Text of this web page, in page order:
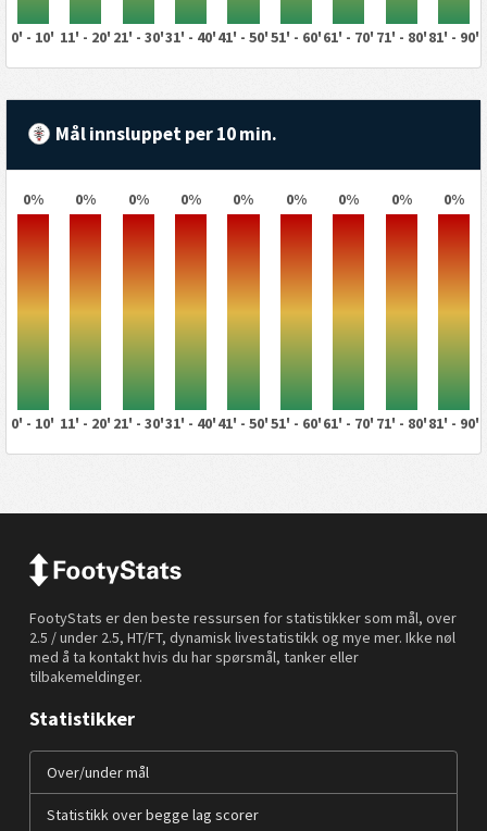
0' - 10' 11' - 20' 21' - 30'31' - 40'41' - 50'51' - 60'61' - 70' 71' - 80'81' - 90'
Mål innsluppet per 10 min.
0% 0% 0% 0% 0% 0% 0% 0% 0%
0' - 10' 11' - 20' 21' - 30'31' - 40'41' - 50'51' - 60'61' - 70' 71' - 80'81' - 90'
FootyStats er den beste ressursen for statistikker som mål, over
2.5 / under 2.5, HT/FT, dynamisk livestatistikk og mye mer. Ikke nøl
med å ta kontakt hvis du har spørsmål, tanker eller
tilbakemeldinger.
Statistikker
Over/under mål
Statistikk over begge lag scorer